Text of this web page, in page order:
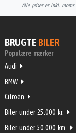
Alle priser er inkl.
BRUGTE BILER
Populære mærker
Audi
BMW
Citroën
Biler under 25.000 kr.
Biler under 50.000 km.